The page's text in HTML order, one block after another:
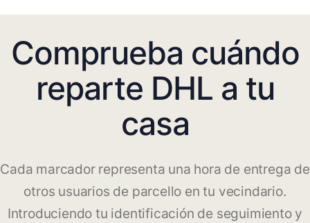
Comprueba cuándo
reparte DHL a tu
casa
Cada marcador representa una hora de entrega de
otros usuarios de parcello en tu vecindario.
Introduciendo tu identificación de seguimiento y